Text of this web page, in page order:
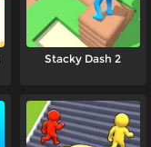
Stacky Dash 2